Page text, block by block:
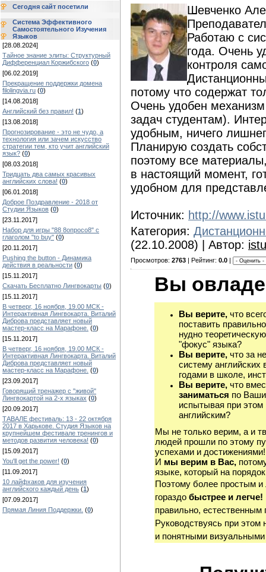
Сегодня сайт посетили
Система Эффективного
Самостоятельного Изучения
Языков
[28.08.2024]
Тайное знание элиты: Структурный
Дифференциал Коржибского (0)
[06.02.2019]
Прекращение поддержки домена
filolingvia.ru (0)
[14.08.2018]
Английский без правил! (1)
[13.08.2018]
Прогнозирование - это не чудо, а
технология или зачем искусство
стратегии тем, кто учит английский
язык? (0)
[08.03.2018]
Тридцать два самых красивых
английских слова! (0)
[06.01.2018]
Доброе Поздравление - 2018 от
Студии Языков (0)
[23.11.2017]
Набор для игры "88 8опросо8" с
глаголом "to buy" (0)
[20.11.2017]
Pushing the button - Динамика
действия в реальности (0)
[15.11.2017]
Скачать Бесплатно Лингвокарты (0)
[15.11.2017]
В четверг, 16 ноября, 19.00 МСК -
Интерактивная Лингвокарта. Виталий
Диброва представляет новый
мастер-класс на Марафоне. (0)
[15.11.2017]
В четверг, 16 ноября, 19.00 МСК -
Интерактивная Лингвокарта. Виталий
Диброва представляет новый
мастер-класс на Марафоне. (0)
[23.09.2017]
Говорящий тренажер с "живой"
Лингвокартой на 2-х языках (0)
[20.09.2017]
ТАВАЛЕ фестиваль: 13 - 22 октября
2017 в Харькове. Студия Языков на
крупнейшем фестивале тренингов и
методов развития человека! (0)
[15.09.2017]
You'll get the power! (0)
[11.09.2017]
10 лайфхаков для изучения
английского каждый день (1)
[07.09.2017]
Прямая Линия Поддержки. (0)
Шевченко
Работаю с
года. Очень
контроля
потому что содержат
Очень удобен
задач студентам).
удобным, ничего
Планирую создать
поэтому все
в настоящий момент,
удобном для
Источник: http://
Категория:
(22.10.2008) | Автор:
Просмотров: 2763 | Рейтинг: 0.0
Вы
Вы верите, что
поставить
нудно
"фокус" языка?
Вы верите, что за
систему
годами в школе,
Вы верите, что
заниматься по
испытывая при этом
английским?
Мы не только верим, а и
людей прошли по этому
успехами и достижениями!
И мы верим в Вас,
языке, который на
Поэтому более простым
гораздо быстрее и легче!
правильно, естественным
Руководствуясь при
и понятными